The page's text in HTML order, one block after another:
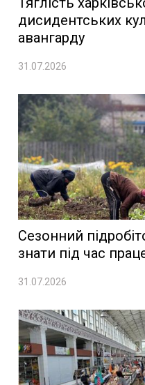
дисидентських
авангарду
31.07.2026
Сезонний
знати під час
31.07.2026